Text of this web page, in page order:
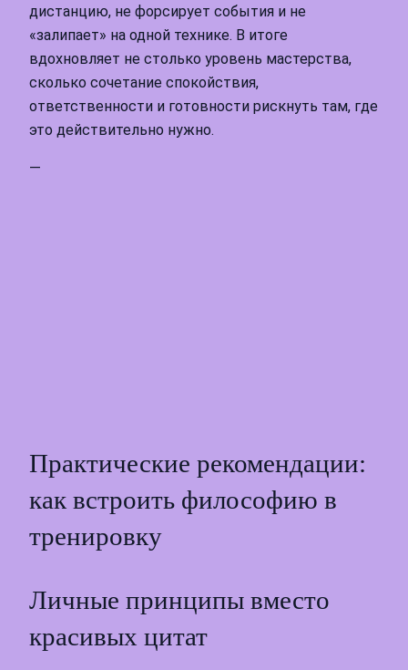
дистанцию, не форсирует события и не
«залипает» на одной технике. В итоге
вдохновляет не столько уровень мастерства,
сколько сочетание спокойствия,
ответственности и готовности рискнуть там, где
это действительно нужно.
—
Практические рекомендации:
как встроить философию в
тренировку
Личные принципы вместо
красивых цитат